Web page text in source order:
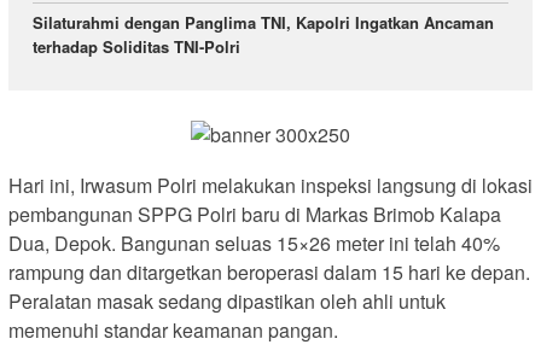
Silaturahmi dengan Panglima TNI, Kapolri Ingatkan Ancaman
terhadap Soliditas TNI-Polri
Hari ini, Irwasum Polri melakukan inspeksi langsung di lokasi
pembangunan SPPG Polri baru di Markas Brimob Kalapa
Dua, Depok. Bangunan seluas 15×26 meter ini telah 40%
rampung dan ditargetkan beroperasi dalam 15 hari ke depan.
Peralatan masak sedang dipastikan oleh ahli untuk
memenuhi standar keamanan pangan.